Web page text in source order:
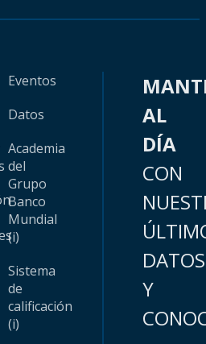
Eventos
Datos
Academia
del
Grupo
Banco
Mundial
(i)
Sistema
de
calificación
(i)
AL
DÍA
CON
DATOS
Y